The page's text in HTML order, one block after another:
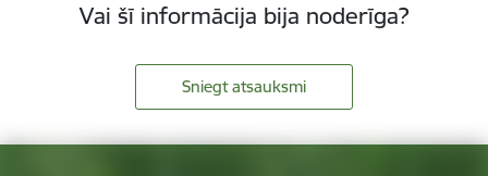
Vai šī informācija bija noderīga?
Sniegt atsauksmi